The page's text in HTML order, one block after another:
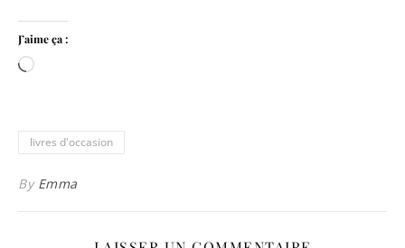
J’aime ça :
Chargement…
livres d'occasion
By Emma